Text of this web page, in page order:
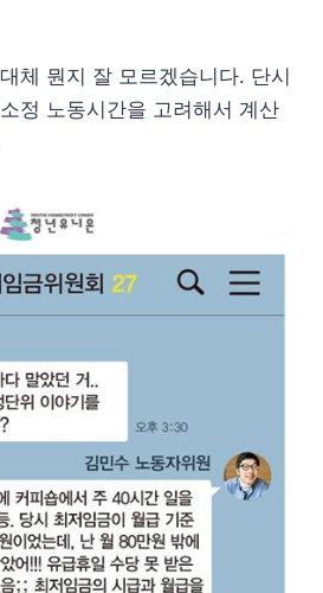
체 뭔지 잘 모르겠습니다. 단시
정 노동시간을 고려해서 계산